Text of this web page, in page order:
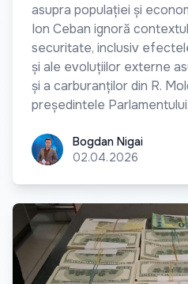
asupra populației și
Ion Ceban ignoră
securitate, inclusiv
și ale evoluțiilor externe
și a carburanților din R.
președintele
Bogdan NigaiBogdan Nigai
02.04.2026